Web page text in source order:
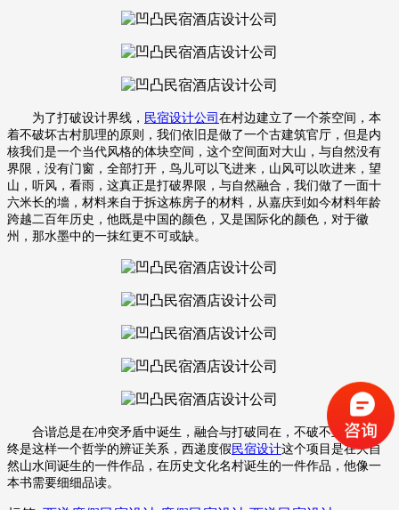
为了打破设计界线， 民宿设计公司 在村边建立了一个茶空间，本
着不破坏古村肌理的原则，我们依旧是做了一个古建筑官厅，但是内
核我们是一个当代风格的体块空间，这个空间面对大山，与自然没有
界限，没有门窗，全部打开，鸟儿可以飞进来，山风可以吹进来，望
山，听风，看雨，这真正是打破界限，与自然融合，我们做了一面十
六米长的墻，材料来自于拆这栋房子的材料，从嘉庆到如今材料年龄
跨越二百年历史，他既是中国的颜色，又是国际化的颜色，对于徽
州，那水墨中的一抹红更不可或缺。
合谐总是在冲突矛盾中诞生，融合与打破同在，不破不立，他始
终是这样一个哲学的辨证关系，西递度假 民宿设计这个项目是在大自
然山水间诞生的一件作品，在历史文化名村诞生的一件作品，他像一
本书需要细细品读。